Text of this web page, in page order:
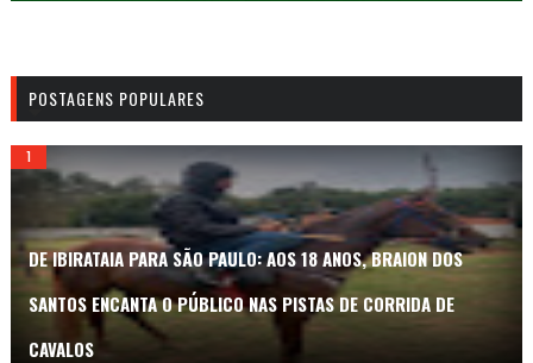
POSTAGENS POPULARES
DE IBIRATAIA PARA SÃO PAULO: AOS 18 ANOS, BRAION DOS
SANTOS ENCANTA O PÚBLICO NAS PISTAS DE CORRIDA DE
CAVALOS